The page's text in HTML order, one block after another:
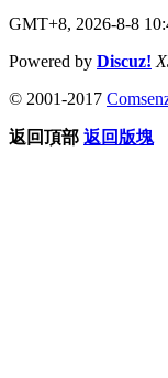
GMT+8, 2026-8-8
Powered by Discuz!
© 2001-2017
返回頂部 返回版塊